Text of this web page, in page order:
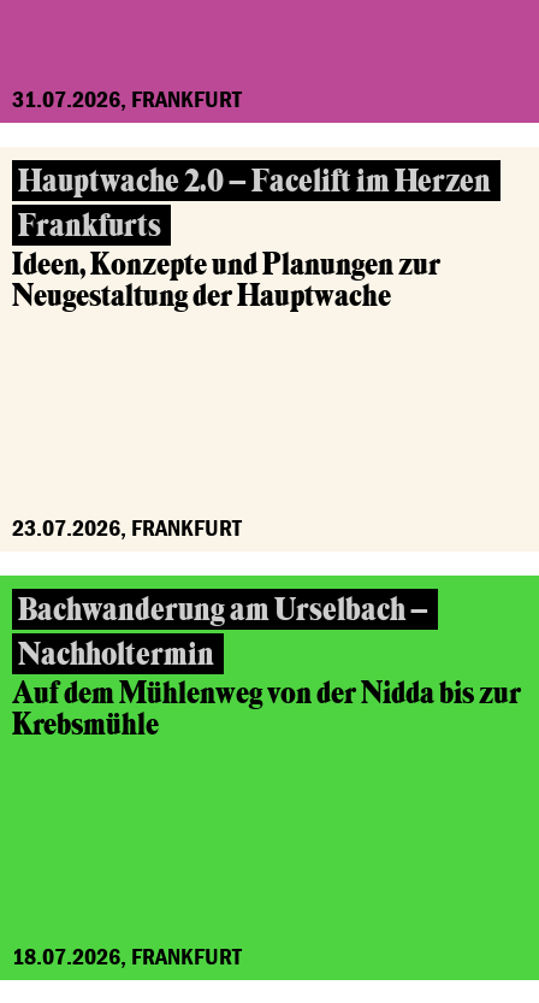
31.07.2026, FRANKFURT
Hauptwache 2.0 – Facelift im Herzen
Frankfurts
Ideen, Konzepte und Planungen zur
Neugestaltung der Hauptwache
23.07.2026, FRANKFURT
Bachwanderung am Urselbach –
Nachholtermin
Auf dem Mühlenweg von der Nidda bis zur
Krebsmühle
18.07.2026, FRANKFURT